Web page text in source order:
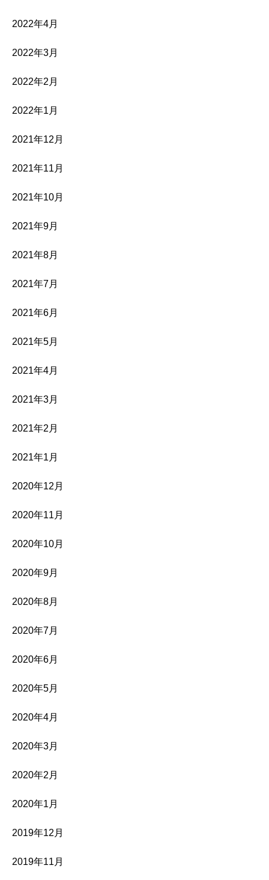
2022年4月
2022年3月
2022年2月
2022年1月
2021年12月
2021年11月
2021年10月
2021年9月
2021年8月
2021年7月
2021年6月
2021年5月
2021年4月
2021年3月
2021年2月
2021年1月
2020年12月
2020年11月
2020年10月
2020年9月
2020年8月
2020年7月
2020年6月
2020年5月
2020年4月
2020年3月
2020年2月
2020年1月
2019年12月
2019年11月